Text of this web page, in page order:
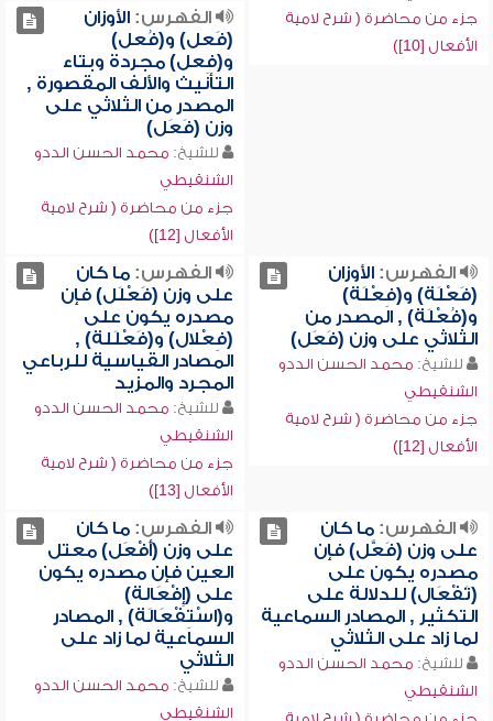
جزء من محاضرة ( شرح لامية
الأفعال [10])
الفهرس:الأوزان
(فَعل) و(فُعل)
و(فِعل) مجردة وبتاء
التأنيث والألف المقصورة ,
المصدر من الثلاثي على
وزن (فَعَل)
للشيخ: محمد الحسن الددو
الشنقيطي
جزء من محاضرة ( شرح لامية
الأفعال [12])
الفهرس:الأوزان
(فَعْلَة) و(فِعْلَة)
و(فُعْلَة) , المصدر من
الثلاثي على وزن (فَعَل)
للشيخ: محمد الحسن الددو
الشنقيطي
جزء من محاضرة ( شرح لامية
الأفعال [12])
الفهرس:ما كان
على وزن (فَعْلَل) فإن
مصدره يكون على
(فِعْلال) و(فَعْلَلة) ,
المصادر القياسية للرباعي
المجرد والمزيد
للشيخ: محمد الحسن الددو
الشنقيطي
جزء من محاضرة ( شرح لامية
الأفعال [13])
الفهرس:ما كان
على وزن (فَعَّل) فإن
مصدره يكون على
(تَفْعَال) للدلالة على
التكثير , المصادر السماعية
لما زاد على الثلاثي
للشيخ: محمد الحسن الددو
الشنقيطي
الفهرس:ما كان
على وزن (أَفْعَل) معتل
العين فإن مصدره يكون
على (إِفْعَالة)
و(اسْتِفْعَالَة) , المصادر
السماعية لما زاد على
الثلاثي
للشيخ: محمد الحسن الددو
الشنقيطي